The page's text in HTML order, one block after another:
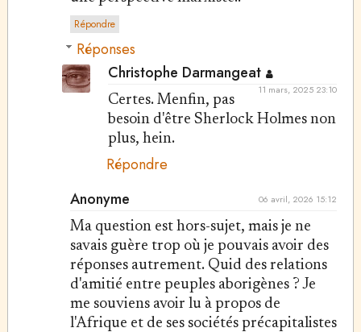
Répondre
Réponses
Christophe Darmangeat
11 mars, 2025 23:10
Certes. Menfin, pas
besoin d'être Sherlock Holmes non
plus, hein.
Répondre
Anonyme
06 avril, 2026 15:12
Ma question est hors-sujet, mais je ne
savais guère trop où je pouvais avoir des
réponses autrement. Quid des relations
d'amitié entre peuples aborigènes ? Je
me souviens avoir lu à propos de
l'Afrique et de ses sociétés précapitalistes